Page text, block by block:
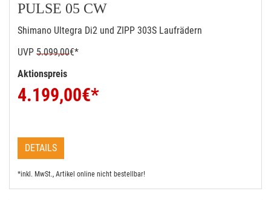
PULSE 05 CW
Shimano Ultegra Di2 und ZIPP 303S Laufrädern
UVP 5.099,00€*
Aktionspreis
4.199,00€*
DETAILS
*inkl. MwSt., Artikel online nicht bestellbar!